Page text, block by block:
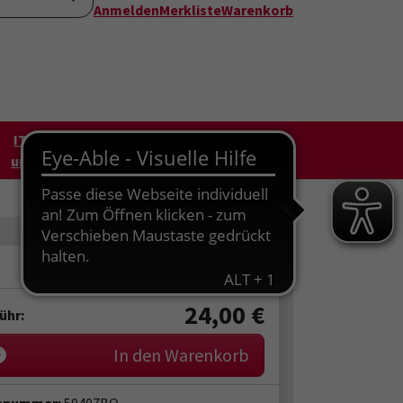
AnmeldenMerklisteWarenkorb
IT, Arbeit
und Beruf
Borkens + Online
24,00 €
In den Warenkorb